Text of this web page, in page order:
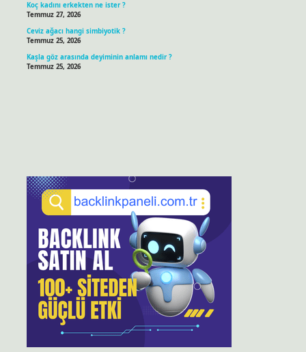
Koç kadını erkekten ne ister ?
Temmuz 27, 2026
Ceviz ağacı hangi simbiyotik ?
Temmuz 25, 2026
Kaşla göz arasında deyiminin anlamı nedir ?
Temmuz 25, 2026